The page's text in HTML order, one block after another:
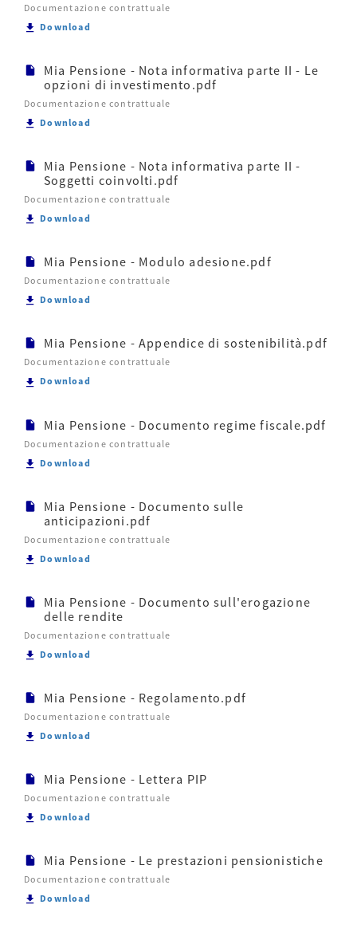
Documentazione contrattuale
Download
Mia Pensione - Nota informativa parte II - Le
opzioni di investimento.pdf
Documentazione contrattuale
Download
Mia Pensione - Nota informativa parte II -
Soggetti coinvolti.pdf
Documentazione contrattuale
Download
Mia Pensione - Modulo adesione.pdf
Documentazione contrattuale
Download
Mia Pensione - Appendice di sostenibilità.pdf
Documentazione contrattuale
Download
Mia Pensione - Documento regime fiscale.pdf
Documentazione contrattuale
Download
Mia Pensione - Documento sulle
anticipazioni.pdf
Documentazione contrattuale
Download
Mia Pensione - Documento sull'erogazione
delle rendite
Documentazione contrattuale
Download
Mia Pensione - Regolamento.pdf
Documentazione contrattuale
Download
Mia Pensione - Lettera PIP
Documentazione contrattuale
Download
Mia Pensione - Le prestazioni pensionistiche
Documentazione contrattuale
Download